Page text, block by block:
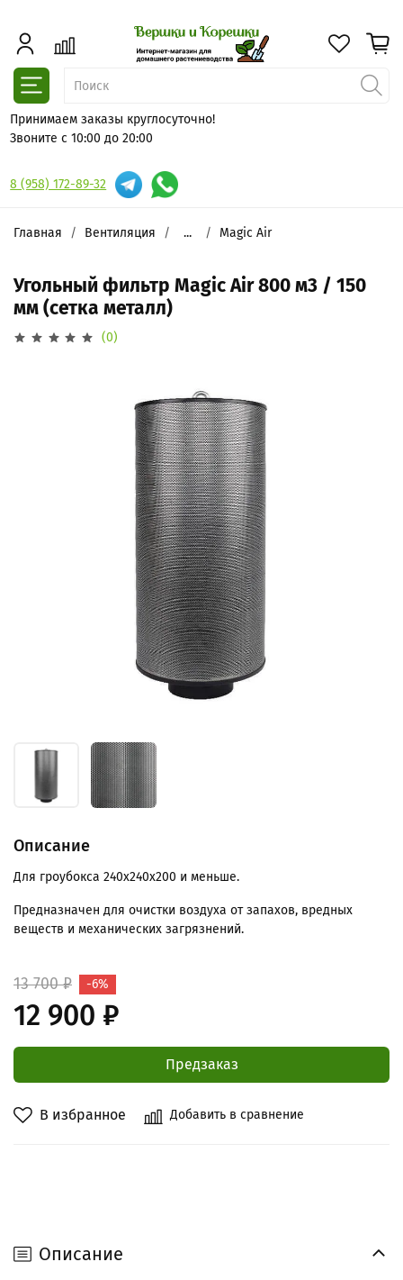
Принимаем заказы круглосуточно!
Звоните с 10:00 до 20:00
8 (958) 172-89-32
Главная Вентиляция ... Magic Air
Угольный фильтр Magic Air 800 м3 / 150
мм (сетка металл)
(0)
В избранное Добавить в сравнение
Описание
Для гроубокса 240х240x200 и меньше.
Предназначен для очистки воздуха от запахов, вредных
веществ и механических загрязнений.
13 700 ₽
12 900 ₽
-6%
Предзаказ
Описание